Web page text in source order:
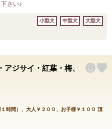
さい♪
小型犬 中型犬 大型犬
ジサイ・紅葉・梅、
時間）、大人￥２００、お子様￥１００ 頂